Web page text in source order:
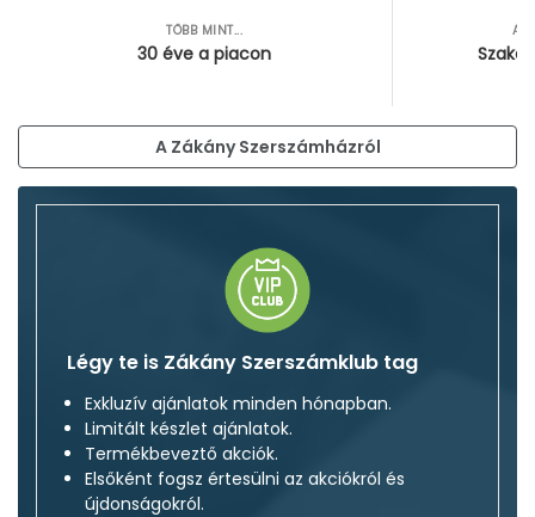
TÖBB MINT...
30 éve a piacon
A Zákány Szerszámházról
Légy te is Zákány Szerszámklub tag
Exkluzív ajánlatok minden hónapban.
Limitált készlet ajánlatok.
Termékbeveztő akciók.
Elsőként fogsz értesülni az akciókról és
újdonságokról.